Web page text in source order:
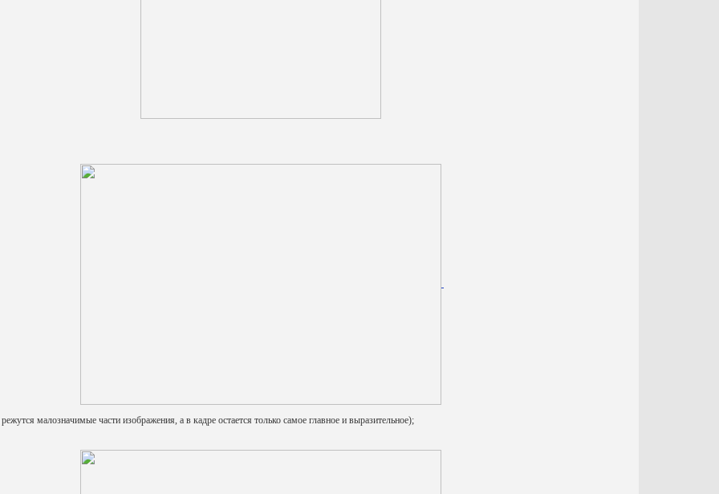
малозначимые части изображения, а в кадре остается только самое главное и выразительное);